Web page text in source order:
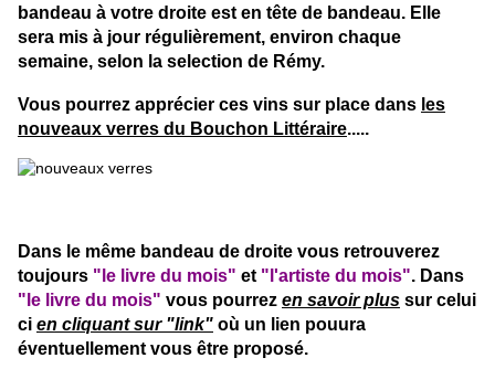
bandeau à votre droite est en tête de bandeau. Elle
sera mis à jour régulièrement, environ chaque
semaine, selon la selection de Rémy.
Vous pourrez apprécier ces vins sur place dans les
nouveaux verres du Bouchon Littéraire.....
Dans le même bandeau de droite vous retrouverez
toujours "le livre du mois" et "l'artiste du mois". Dans
"le livre du mois" vous pourrez en savoir plus sur celui
ci en cliquant sur "link" où un lien pouura
éventuellement vous être proposé.